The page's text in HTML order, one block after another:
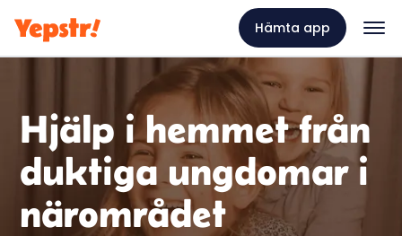
Hämta app
Hjälp i hemmet från
duktiga ungdomar i
närområdet